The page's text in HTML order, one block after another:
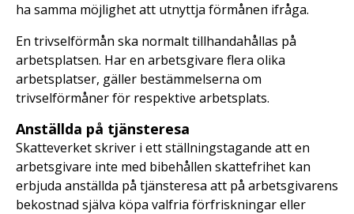
ha samma möjlighet att utnyttja förmånen ifråga.
En trivselförmån ska normalt tillhandahållas på
arbetsplatsen. Har en arbetsgivare flera olika
arbetsplatser, gäller bestämmelserna om
trivselförmåner för respektive arbetsplats.
Anställda på tjänsteresa
Skatteverket skriver i ett ställningstagande att en
arbetsgivare inte med bibehållen skattefrihet kan
erbjuda anställda på tjänsteresa att på arbetsgivarens
bekostnad själva köpa valfria förfriskningar eller